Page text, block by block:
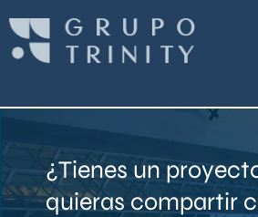
contenido
¿Tienes un
quieras compartir